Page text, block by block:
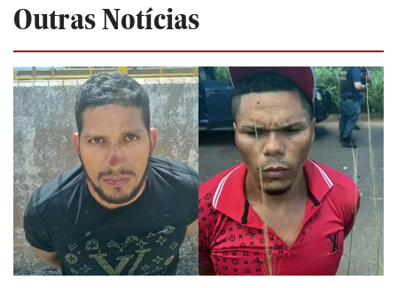
Outras Notícias